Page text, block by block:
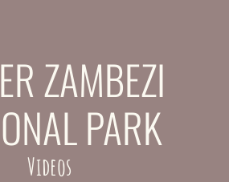
ZAMBEZI
PARK
Videos